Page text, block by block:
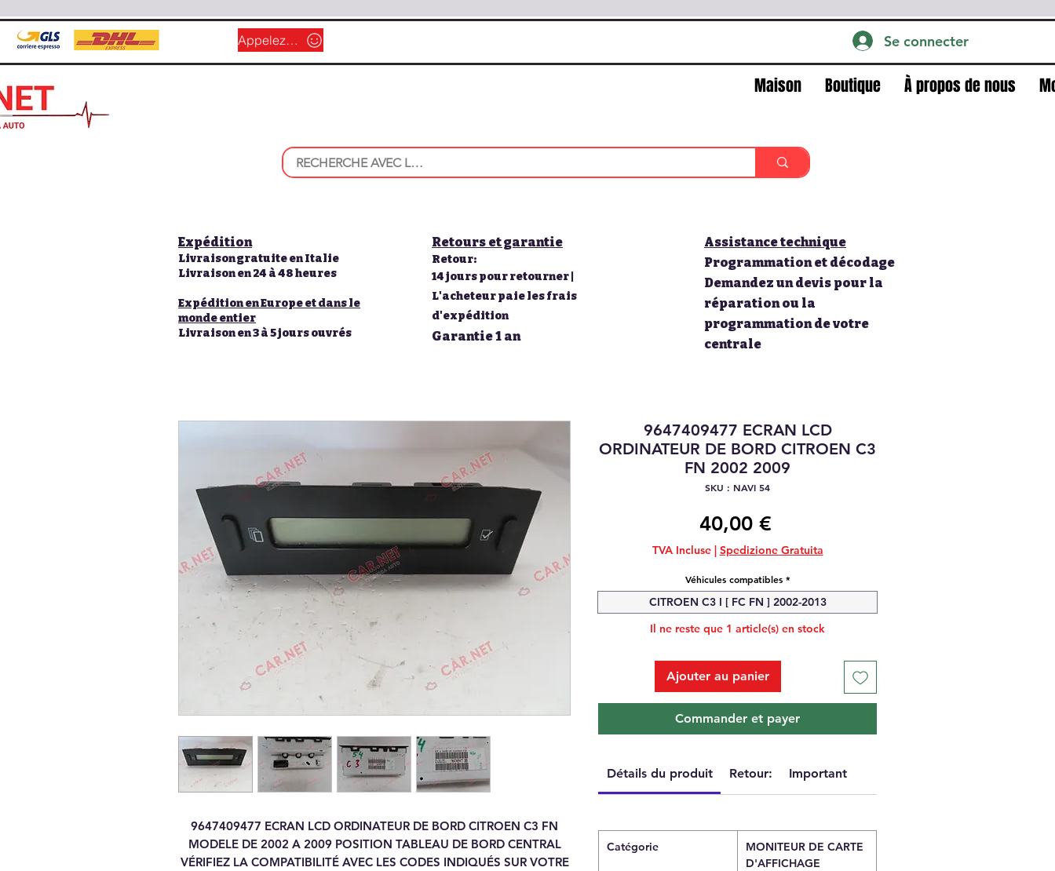
Appelez-nous Se connecter
Maison Boutique À propos de nous
Expédition
Livraison gratuite en Italie
Livraison en 24 à 48 heures
Expédition en Europe et dans le
monde entier
Livraison en 3 à 5 jours ouvrés
Retours et garantie
Retour:
14 jours pour retourner |
L'acheteur paie les frais
d'expédition
Garantie 1 an
Assistance technique
Programmation et décodage
Demandez un devis pour la
réparation ou la
programmation de votre
centrale
9647409477 ECRAN LCD ORDINATEUR DE BORD CITROEN C3 FN
MODELE DE 2002 A 2009 POSITION TABLEAU DE BORD CENTRAL
VÉRIFIEZ LA COMPATIBILITÉ AVEC LES CODES INDIQUÉS SUR VOTRE
9647409477 ECRAN LCD
ORDINATEUR DE BORD CITROEN C3
FN 2002 2009
SKU : NAVI 54
40,00 €
TVA Incluse| Spedizione Gratuita
Véhicules compatibles *
CITROEN C3 I [ FC FN ] 2002-2013
Il ne reste que 1 article(s) en stock
Ajouter au panier
Commander et payer
Détails du produit Retour: Important
Catégorie
MONITEUR DE CARTE
D'AFFICHAGE